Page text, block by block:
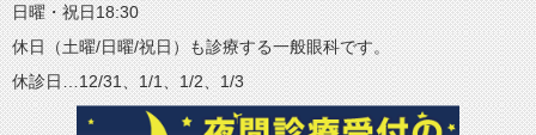
日曜・祝日18:30
休日（土曜/日曜/祝日）も診療する一般眼科です。
休診日…12/31、1/1、1/2、1/3